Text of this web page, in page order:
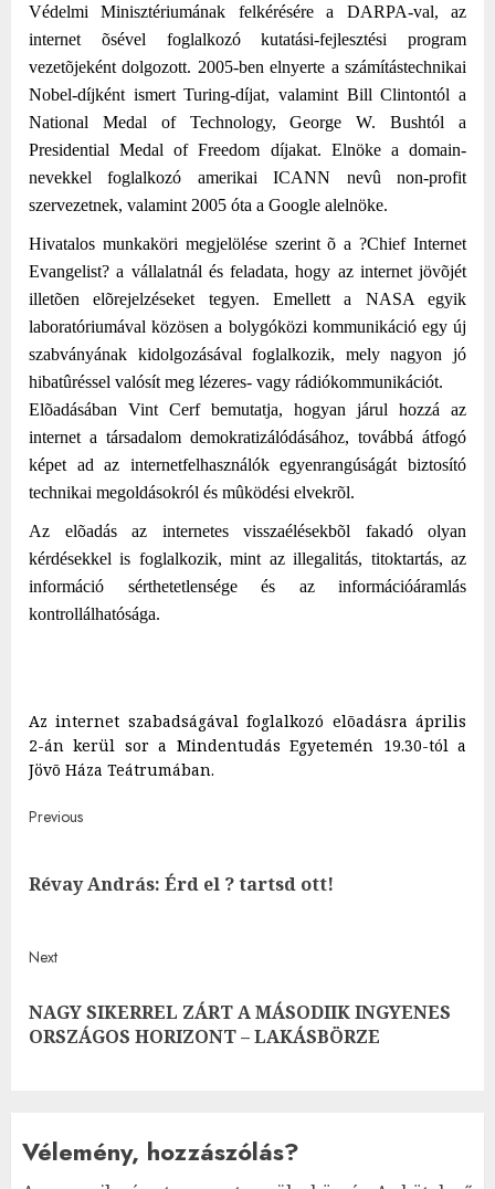
Védelmi Minisztériumának felkérésére a DARPA-val, az
internet õsével foglalkozó kutatási-fejlesztési program
vezetõjeként dolgozott. 2005-ben elnyerte a számítástechnikai
Nobel-díjként ismert Turing-díjat, valamint Bill Clintontól a
National Medal of Technology, George W. Bushtól a
Presidential Medal of Freedom díjakat. Elnöke a domain-
nevekkel foglalkozó amerikai ICANN nevû non-profit
szervezetnek, valamint 2005 óta a Google alelnöke.
Hivatalos munkaköri megjelölése szerint õ a ?Chief Internet
Evangelist? a vállalatnál és feladata, hogy az internet jövõjét
illetõen elõrejelzéseket tegyen. Emellett a NASA egyik
laboratóriumával közösen a bolygóközi kommunikáció egy új
szabványának kidolgozásával foglalkozik, mely nagyon jó
hibatûréssel valósít meg lézeres- vagy rádiókommunikációt.
Elõadásában Vint Cerf bemutatja, hogyan járul hozzá az
internet a társadalom demokratizálódásához, továbbá átfogó
képet ad az internetfelhasználók egyenrangúságát biztosító
technikai megoldásokról és mûködési elvekrõl.
Az elõadás az internetes visszaélésekbõl fakadó olyan
kérdésekkel is foglalkozik, mint az illegalitás, titoktartás, az
információ sérthetetlensége és az információáramlás
kontrollálhatósága.
Az internet szabadságával foglalkozó elõadásra április
2-án kerül sor a Mindentudás Egyetemén 19.30-tól a
Jövõ Háza Teátrumában.
Post
navigation
Previous
Révay András: Érd el ? tartsd ott!
Next
Next
post:
NAGY SIKERREL ZÁRT A MÁSODIIK INGYENES
ORSZÁGOS HORIZONT – LAKÁSBÖRZE
Vélemény, hozzászólás?